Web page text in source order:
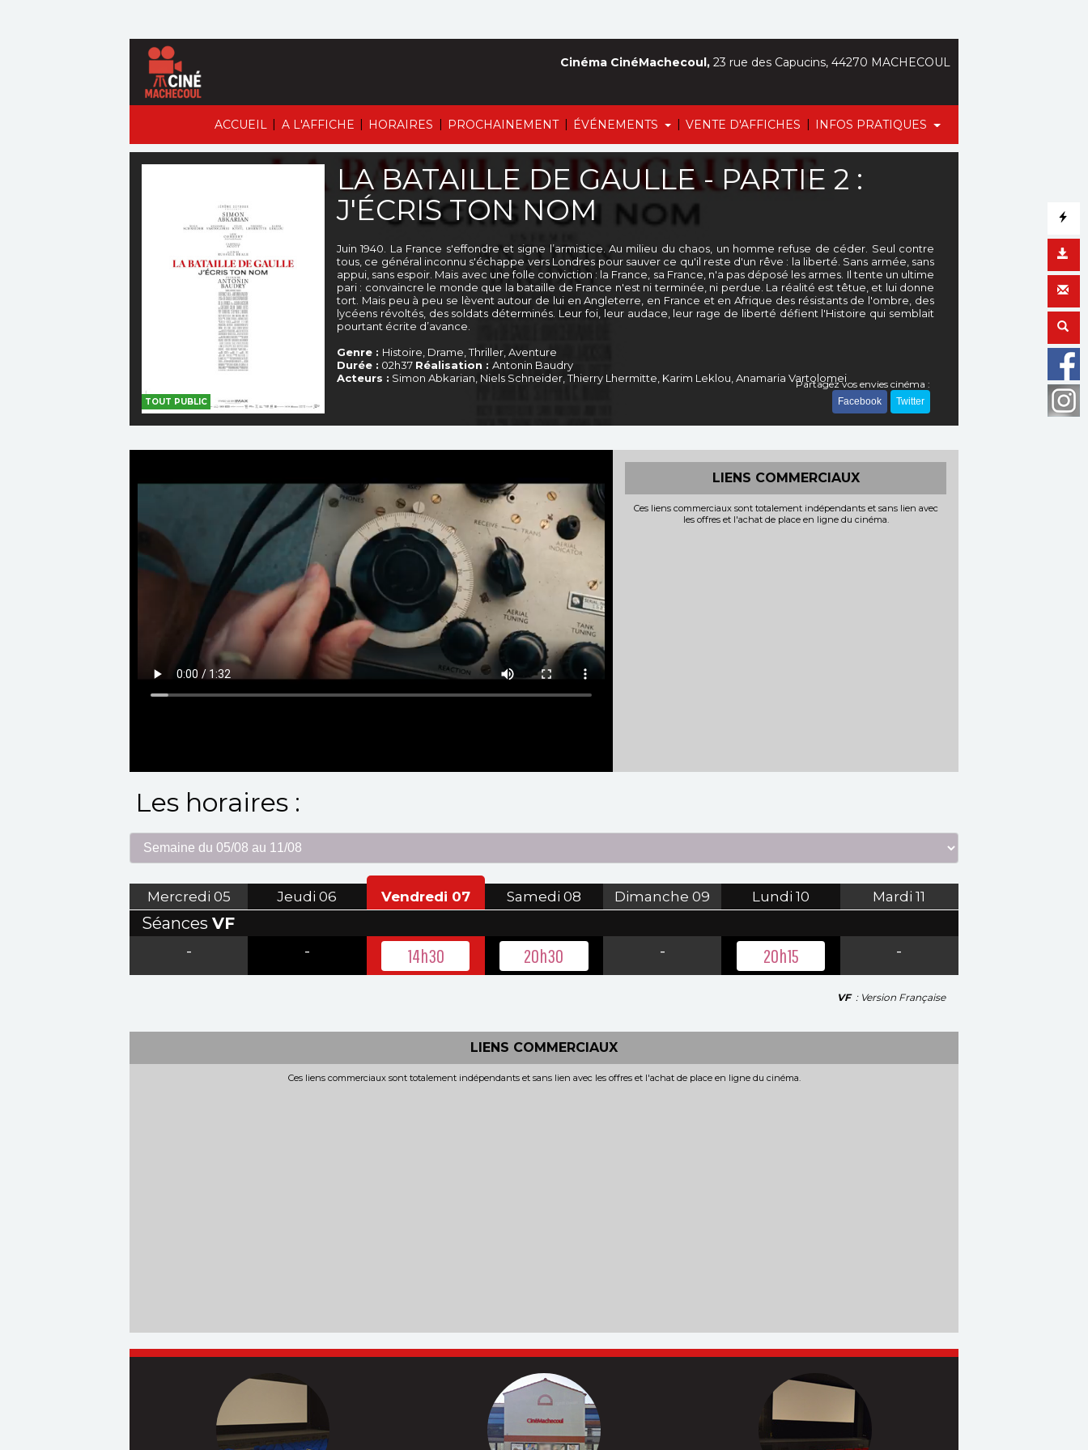
ACCUEIL | A L'AFFICHE | HORAIRES | PROCHAINEMENT | ÉVÉNEMENTS | VENTE D'AFFICHES | INFOS PRATIQUES
Cinéma CinéMachecoul, 23 rue des Capucins, 44270 MACHECOUL
TOUT PUBLIC
LA BATAILLE DE GAULLE - PARTIE 2 :
J'ÉCRIS TON NOM
Juin 1940. La France s'effondre et signe l’armistice. Au milieu du chaos, un homme refuse de céder. Seul contre
tous, ce général inconnu s'échappe vers Londres pour sauver ce qu'il reste d'un rêve : la liberté. Sans armée, sans
appui, sans espoir. Mais avec une folle conviction : la France, sa France, n'a pas déposé les armes. Il tente un ultime
pari : convaincre le monde que la bataille de France n'est ni terminée, ni perdue. La réalité est têtue, et lui donne
tort. Mais peu à peu se lèvent autour de lui en Angleterre, en France et en Afrique des résistants de l'ombre, des
lycéens révoltés, des soldats déterminés. Leur foi, leur audace, leur rage de liberté défient l'Histoire qui semblait
pourtant écrite d’avance.
Genre : Histoire, Drame, Thriller, Aventure
Durée : 02h37 Réalisation : Antonin Baudry
Acteurs : Simon Abkarian, Niels Schneider, Thierry Lhermitte, Karim Leklou, Anamaria VartolomeiPartagez vos envies cinéma :
Facebook Twitter
LIENS COMMERCIAUX
Ces liens commerciaux sont totalement indépendants et sans lien avec
les offres et l'achat de place en ligne du cinéma.
Les horaires :
Mercredi 05 Jeudi 06 Vendredi 07 Samedi 08 Dimanche 09 Lundi 10 Mardi 11
Séances VF
-
- 14h30 20h30 - 20h15 -
VF : Version Française
LIENS COMMERCIAUX
Ces liens commerciaux sont totalement indépendants et sans lien avec les offres et l'achat de place en ligne du cinéma.